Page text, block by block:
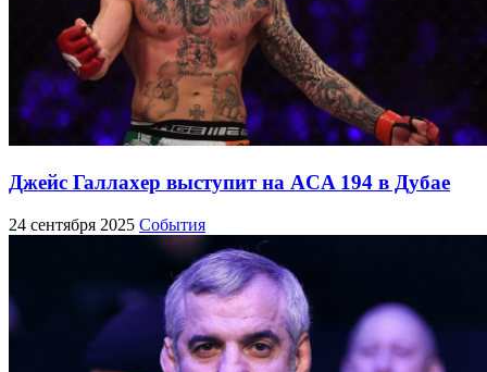
Джейс Галлахер выступит на ACA 194 в Дубае
24 сентября 2025 События